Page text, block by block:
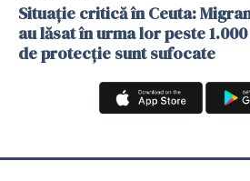
Situație critică în Ceuta:
au lăsat în urma lor peste
de protecție sunt sufocate